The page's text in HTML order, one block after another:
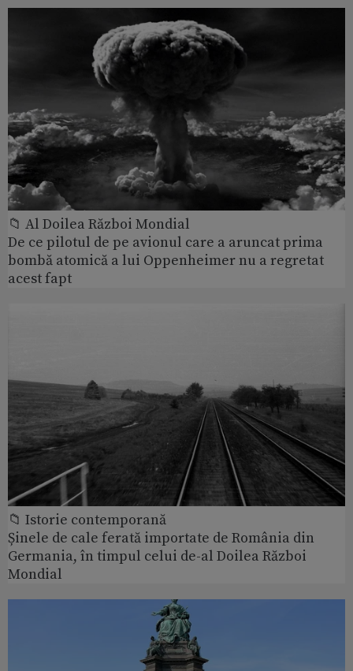
📁 Al Doilea Război Mondial
De ce pilotul de pe avionul care a aruncat prima
bombă atomică a lui Oppenheimer nu a regretat
acest fapt
📁 Istorie contemporană
Șinele de cale ferată importate de România din
Germania, în timpul celui de-al Doilea Război
Mondial